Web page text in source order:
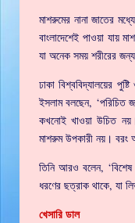
মাশরুমের নানা জাতের
বাংলাদেশেই পাওয়া যায়
যা অনেক সময় শরীরের
ঢাকা বিশ্ববিদ্যালয়ের
ইসলাম বলছেন, ‘পরিচিত
কখনোই খাওয়া উচিত
মাশরুম উপকারী নয়। বরং
তিনি আরও বলেন,
ধরণের ছত্রাক থাকে, যা
খেসারি ডাল